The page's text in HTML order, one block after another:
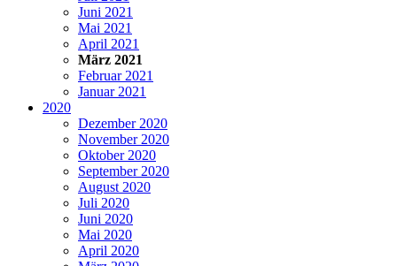
Juni 2021
Mai 2021
April 2021
März 2021
Februar 2021
Januar 2021
2020
Dezember 2020
November 2020
Oktober 2020
September 2020
August 2020
Juli 2020
Juni 2020
Mai 2020
April 2020